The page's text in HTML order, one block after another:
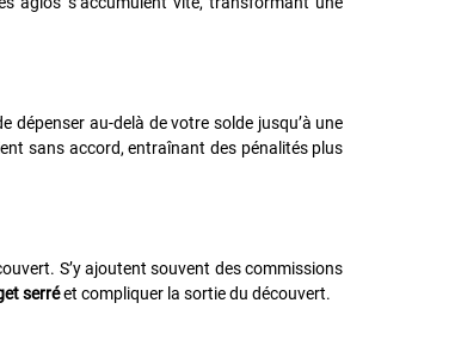
au-delà de votre solde jusqu’à une
sans accord, entraînant des pénalités plus
S’y ajoutent souvent des commissions
serréet compliquer la sortie du découvert.